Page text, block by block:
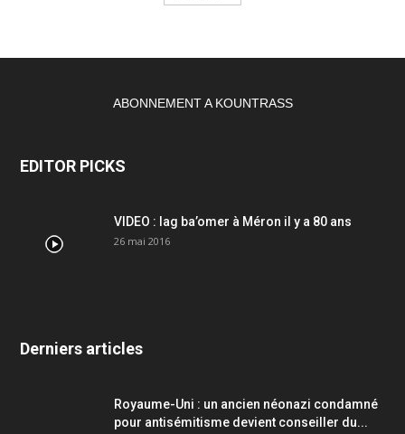
ABONNEMENT A KOUNTRASS
EDITOR PICKS
VIDEO : lag ba’omer à Méron il y a 80 ans
26 mai 2016
Derniers articles
Royaume-Uni : un ancien néonazi condamné
pour antisémitisme devient conseiller du...